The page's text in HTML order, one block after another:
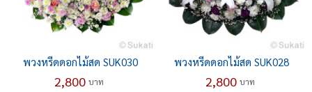
พวงหรีดดอกไม้สด SUK030
2,800 บาท
พวงหรีดดอกไม้สด SUK028
2,800 บาท